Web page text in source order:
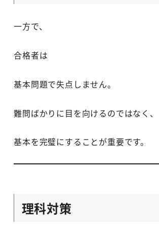
一方で、
合格者は
基本問題で失点しません。
難問ばかりに目を向けるのではなく、
基本を完璧にすることが重要です。
理科対策